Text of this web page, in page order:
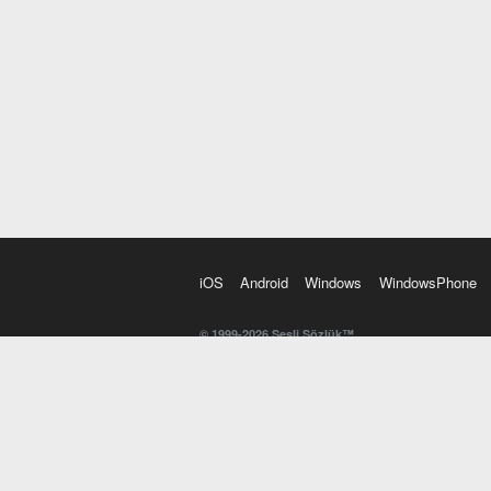
iOS Android Windows WindowsPhone
© 1999-2026 Sesli Sözlük™